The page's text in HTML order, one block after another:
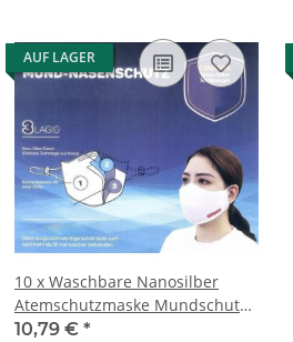
AUF LAGER
10 x Waschbare Nanosilber
Atemschutzmaske Mundschutz
Maske neu 3 Lagig
10,79 € *